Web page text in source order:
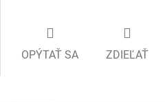
OPÝTAŤ SA ZDIEĽAŤ